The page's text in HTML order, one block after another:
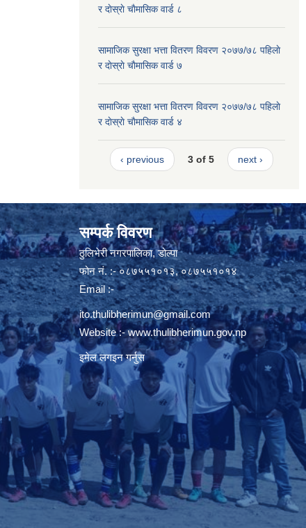
र दाेस्राे चाैमासिक वार्ड ८
सामाजिक सुरक्षा भत्ता वितरण विवरण २०७७/७८ पहिलाे
र दाेस्राे चाैमासिक वार्ड ७
सामाजिक सुरक्षा भत्ता वितरण विवरण २०७७/७८ पहिलाे
र दाेस्राे चाैमासिक वार्ड ४
‹ previous 3 of 5 next ›
सम्पर्क विवरण
ठुलिभेरी नगरपालिका, डोल्पा
फोन नं. :- ०८७५५१०१३, ०८७५५१०१४
Email :-
ito.thulibherimun@gmail.com
Website :-www.thulibherimun.gov.np
इमेल लगइन गर्नुस